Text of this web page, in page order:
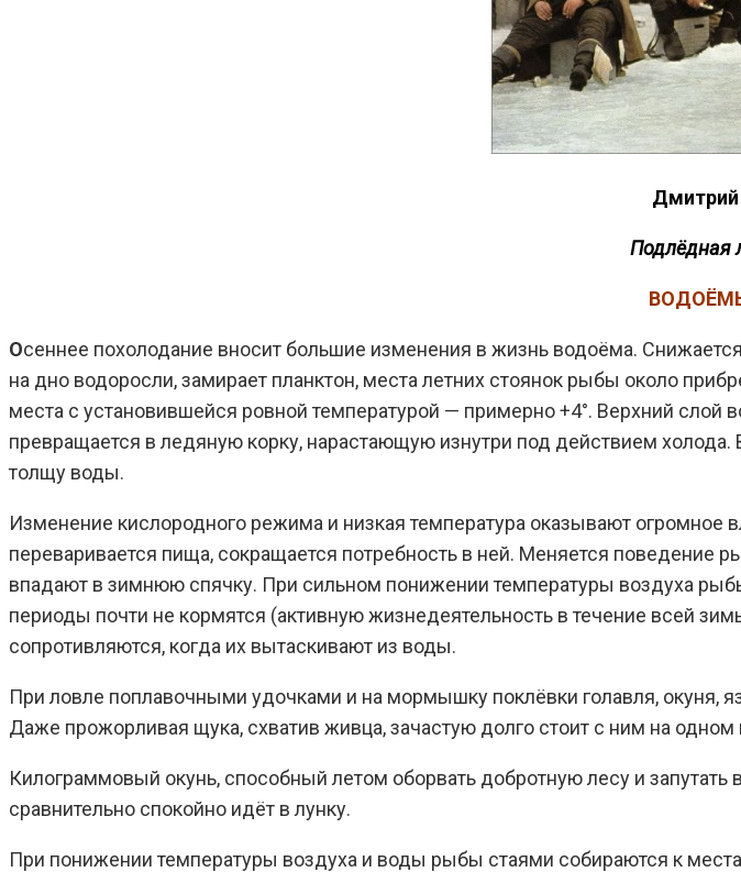
Подлёдная
Осеннее похолодание вносит большие изменения в жизнь водоёма.
на дно водоросли, замирает планктон, места летних стоянок рыбы около
места с установившейся ровной температурой — примерно +4°. Верхний
превращается в ледяную корку, нарастающую изнутри под действием
толщу воды.
Изменение кислородного режима и низкая температура оказывают
переваривается пища, сокращается потребность в ней. Меняется поведение
впадают в зимнюю спячку. При сильном понижении температуры воздуха
периоды почти не кормятся (активную жизнедеятельность в течение всей
сопротивляются, когда их вытаскивают из воды.
При ловле поплавочными удочками и на мормышку поклёвки голавля,
Даже прожорливая щука, схватив живца, зачастую долго стоит с ним на одном
Килограммовый окунь, способный летом оборвать добротную лесу и
сравнительно спокойно идёт в лунку.
При понижении температуры воздуха и воды рыбы стаями собираются к